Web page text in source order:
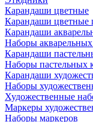
Карандаши цветные
Карандаши цветные
Карандаши
Наборы
Карандаши
Наборы пастельных
Карандаши
Наборы
Художественные
Маркеры
Наборы маркеров